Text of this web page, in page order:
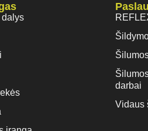
dalys
darbai
Vidaus